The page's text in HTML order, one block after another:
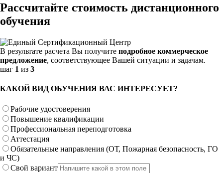
Рассчитайте стоимость дистанционного
обучения
В результате расчета Вы получите подробное коммерческое
предложение, соответствующее Вашей ситуации и задачам.
шаг 1 из 3
КАКОЙ ВИД ОБУЧЕНИЯ ВАС ИНТЕРЕСУЕТ?
Рабочие удостоверения
Повышение квалификации
Профессиональная переподготовка
Аттестация
Обязательные направления (ОТ, Пожарная безопасность, ГО
и ЧС)
Свой вариант